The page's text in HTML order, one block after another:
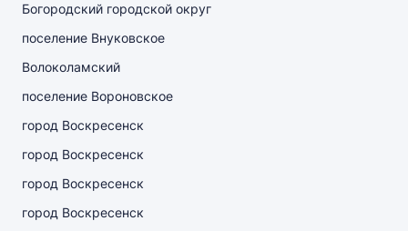
Богородский городской округ
поселение Внуковское
Волоколамский
поселение Вороновское
город Воскресенск
город Воскресенск
город Воскресенск
город Воскресенск